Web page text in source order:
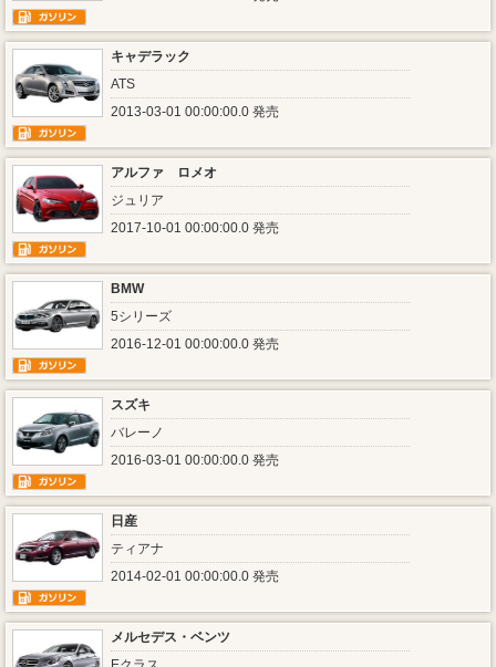
キャデラック
ATS
2013-03-01 00:00:00.0 発売
アルファ ロメオ
ジュリア
2017-10-01 00:00:00.0 発売
BMW
5シリーズ
2016-12-01 00:00:00.0 発売
スズキ
バレーノ
2016-03-01 00:00:00.0 発売
日産
ティアナ
2014-02-01 00:00:00.0 発売
メルセデス・ベンツ